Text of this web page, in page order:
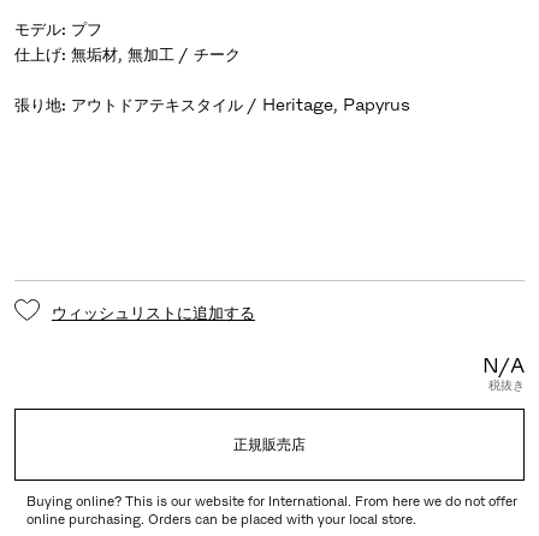
モデル: プフ
仕上げ:
張り地: アウトドアテキスタイル / Heritage, Papyrus
ウィッシュリストに追加する
N/A
税抜き
正規販売店
Buying online? This is our website for International. From here we do not offer
online purchasing. Orders can be placed with your local store.